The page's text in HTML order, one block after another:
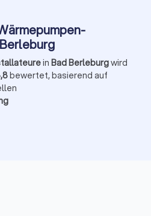
in Bad Berleburgwird
bewertet, basierend auf